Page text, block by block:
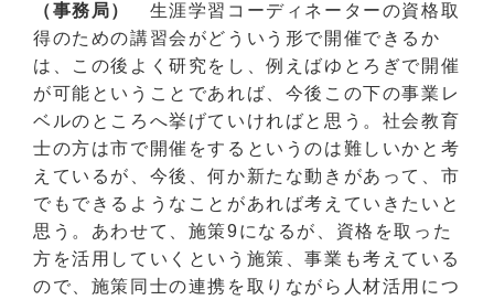
（事務局）
生涯学習コーディネーターの資格取
得のための講習会がどういう形で開催できるか
は、この後よく研究をし、例えばゆとろぎで開催
が可能ということであれば、今後この下の事業レ
ベルのところへ挙げていければと思う。社会教育
士の方は市で開催をするというのは難しいかと考
えているが、今後、何か新たな動きがあって、市
でもできるようなことがあれば考えていきたいと
思う。あわせて、施策9になるが、資格を取った
方を活用していくという施策、事業も考えている
ので、施策同士の連携を取りながら人材活用につ